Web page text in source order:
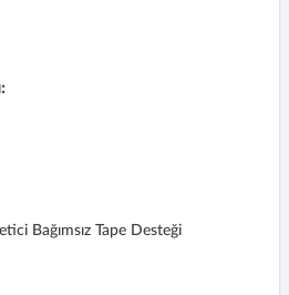
Bağımsız Tape Desteği